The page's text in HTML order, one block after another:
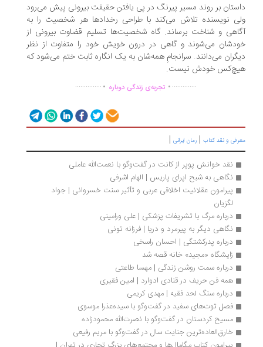
بر روند مسیر پیرنگ در پی یافتن حقیقت بیرونی پیش می‌رود
نویسنده تلاش می‌کند با طراحی رخدادها هر شخصیت را به
و شناخت برساند. گاه شخصیت‌ها تسلیم قضاوت بیرونی از
می‌شوند و گاهی در درون خویش خود را متفاوت از نظر
می‌دانند. سرانجامِ همه‌شان به یک انگاره ثابت ختم می‌شود که
خودش نیست.
............... .تجربه‌ی زندگی دوباره ...............
و نقد کتاب|رمان ایرانی|
نقد خوانش پوپر از کانت در گفت‌وگو با نعمت‌الله عاملی
نگاهی به شبح اپرای پاریس | الهام اشرفی
پیرامون عقلانیت اخلاقی عربی و تأثیر سنت خسروانی | جواد
درباره مرگ با تشریفات پزشکی | علی ورامینی
نگاهی دیگر به پیرمرد و دریا | فرزانه تونی
درباره پدرکشتگی | احسان راسخی
زایشگاه «مجید» خانه قصه شد
درباره سمت روشن زندگی | مهسا طاعتی
همه فن حریف در قنادی ادوارد | امین فقیری
درباره سنگ لحد فقیه | مهدی کریمی
فصل توت‌های سفید در گفت‌وگو با سیده‌عذرا موسوی
مسیح کردستان در گفت‌وگو با نصرت‌‌الله محمودزاده
خارق‌العاده‌‌ترین جنایت سال در گفت‌وگو با مریم رفیعی